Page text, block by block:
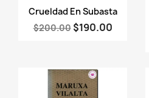
Vista rápida
Crueldad En Subasta
$200.00 $190.00